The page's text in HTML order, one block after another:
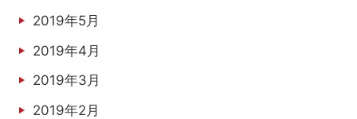
2019年5月
2019年4月
2019年3月
2019年2月